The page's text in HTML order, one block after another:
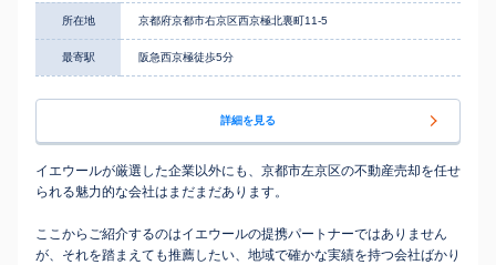
所在地 京都府京都市右京区西京極北裏町11-5
最寄駅 阪急西京極徒歩5分
詳細を見る
イエウールが厳選した企業以外にも、京都市左京区の不動産売却を任せ
られる魅力的な会社はまだまだあります。
ここからご紹介するのはイエウールの提携パートナーではありません
が、それを踏まえても推薦したい、地域で確かな実績を持つ会社ばかり